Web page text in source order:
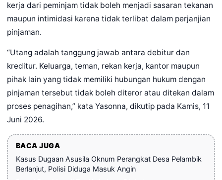
kerja dari peminjam tidak boleh menjadi sasaran tekanan
maupun intimidasi karena tidak terlibat dalam perjanjian
pinjaman.
“Utang adalah tanggung jawab antara debitur dan
kreditur. Keluarga, teman, rekan kerja, kantor maupun
pihak lain yang tidak memiliki hubungan hukum dengan
pinjaman tersebut tidak boleh diteror atau ditekan dalam
proses penagihan,” kata Yasonna, dikutip pada Kamis, 11
Juni 2026.
BACA JUGA
Kasus Dugaan Asusila Oknum Perangkat Desa Pelambik
Berlanjut, Polisi Diduga Masuk Angin